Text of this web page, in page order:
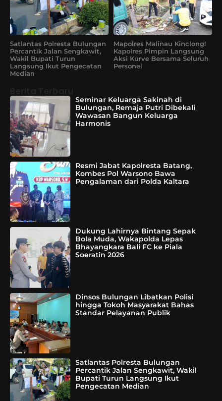
Satlantas Polresta Bulungan
Percantik Jalan Sengkawit,
Wakil Bupati Turun
Langsung Ikut Pengecatan
Median
Mapolres Malinau Kinclong!
Kapolres Pimpin Langsung
Aksi Kurve Bersama Seluruh
Personel
Seminar Keluarga Sakinah di
Bulungan, Remaja Putri Dibekali
Wawasan Bangun Keluarga
Harmonis
Resmi Jabat Kapolresta Batang,
Kombes Pol Warsono Bawa
Pengalaman dari Polda Kaltara
Dukung Lahirnya Bintang Sepak
Bola Muda, Wakapolda Lepas
Bhayangkara Bali FC ke Piala
Soeratin 2026
Dinsos Bulungan Libatkan Polisi
hingga Tokoh Masyarakat Bahas
Standar Pelayanan Publik
Satlantas Polresta Bulungan
Percantik Jalan Sengkawit, Wakil
Bupati Turun Langsung Ikut
Pengecatan Median